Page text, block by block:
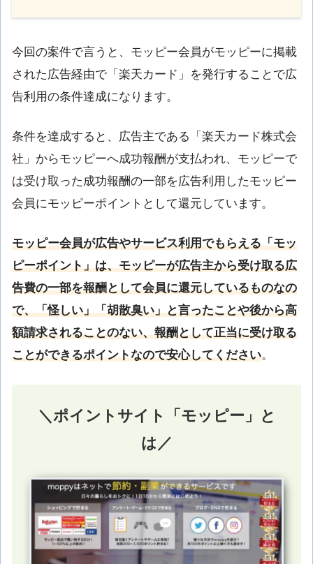
今回の案件で言うと、モッピー会員がモッピーに掲載
された広告経由で「楽天カード」を発行することで広
告利用の条件達成になります。
条件を達成すると、広告主である「楽天カード株式会
社」からモッピーへ成功報酬が支払われ、モッピーで
は受け取った成功報酬の一部を広告利用したモッピー
会員にモッピーポイントとして還元しています。
モッピー会員が広告やサービス利用でもらえる「モッ
ピーポイント」は、モッピーが広告主から受け取る広
告費の一部を報酬として会員に還元しているものなの
で、「怪しい」「胡散臭い」と言ったことや後から高
額請求されることのない、報酬として正当に受け取る
ことができるポイントなので安心してください。
＼ポイントサイト「モッピー」と
は／